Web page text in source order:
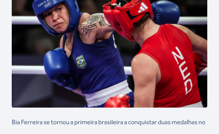
Bia Ferreira se tornou a primeira brasileira a conquistar duas medalhas no